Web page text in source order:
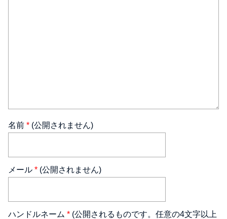
名前 * (公開されません)
メール * (公開されません)
ハンドルネーム * (公開されるものです。任意の4文字以上